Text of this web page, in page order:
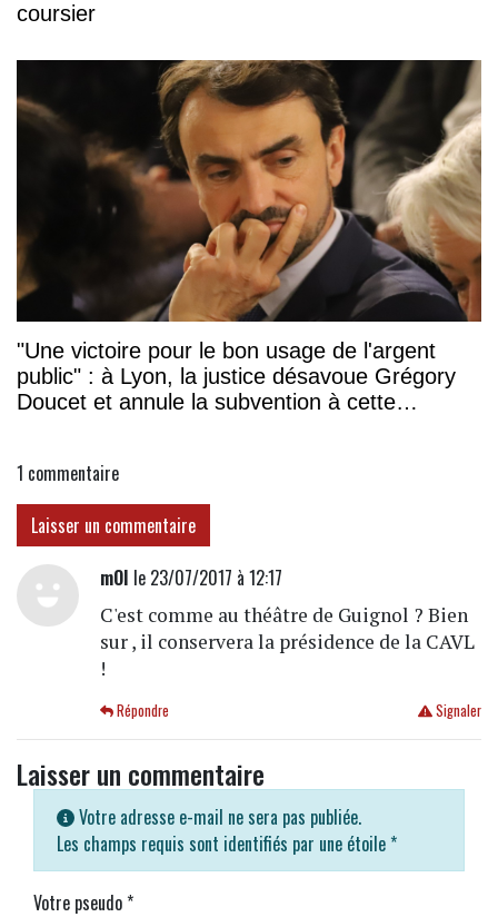
coursier
"Une victoire pour le bon usage de l'argent
public" : à Lyon, la justice désavoue Grégory
Doucet et annule la subvention à cette
1 commentaire
Laisser un commentaire
mOI le 23/07/2017 à 12:17
C'est comme au théâtre de Guignol ? Bien
sur , il conservera la présidence de la CAVL
!
Signaler
Répondre
Laisser un commentaire
Votre adresse e-mail ne sera pas publiée.
Les champs requis sont identifiés par une étoile *
Votre pseudo*